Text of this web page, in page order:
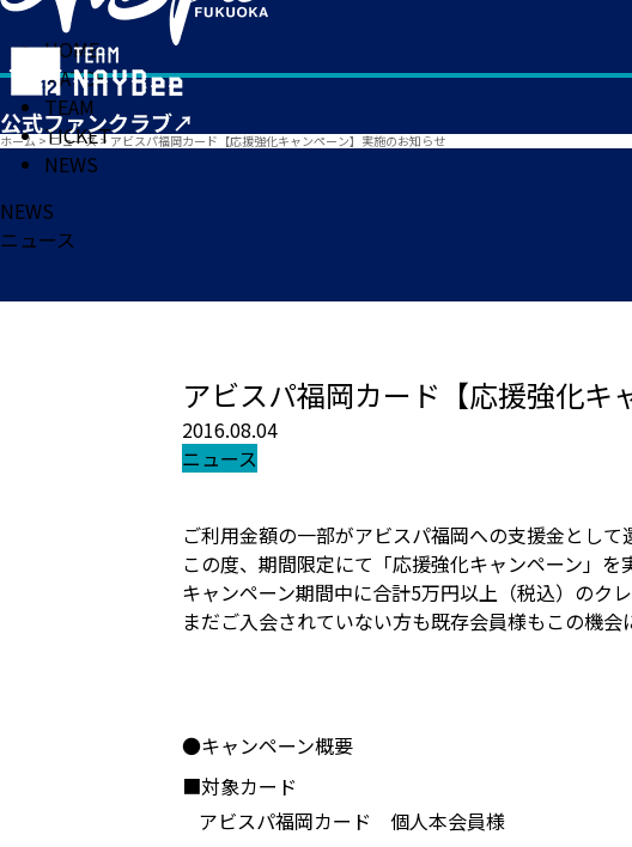
HOME
MATCH
TEAM
TICKET
NEWS
ホーム > ニュース> アビスパ福岡カード【応援強化キャンペーン】実施のお知らせ
NEWS
ニュース
アビスパ福岡カード【応援強化キ
2016.08.04
ニュース
ご利用金額の一部がアビスパ福岡への支援金とし
この度、期間限定にて「応援強化キャンペーン」を
キャンペーン期間中に合計5万円以上（税込）のク
まだご入会されていない方も既存会員様もこの機
●キャンペーン概要
■対象カード
アビスパ福岡カード 個人本会員様